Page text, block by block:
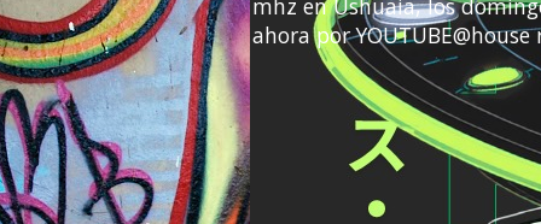
mhz en Ushuaia, los
ahora por